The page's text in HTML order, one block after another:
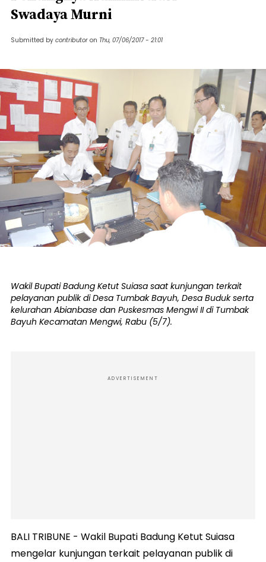
Swadaya Murni
Submitted by contributor on Thu, 07/06/2017 - 21:01
Wakil Bupati Badung Ketut Suiasa saat kunjungan terkait
pelayanan publik di Desa Tumbak Bayuh, Desa Buduk serta
kelurahan Abianbase dan Puskesmas Mengwi II di Tumbak
Bayuh Kecamatan Mengwi, Rabu (5/7).
ADVERTISEMENT
BALI TRIBUNE - Wakil Bupati Badung Ketut Suiasa
mengelar kunjungan terkait pelayanan publik di